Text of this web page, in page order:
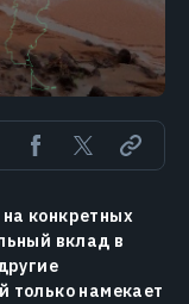
конкретных
вклад в
только намекает